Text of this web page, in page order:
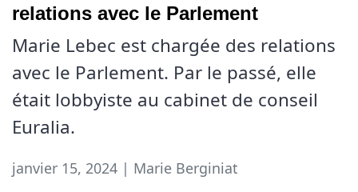
relations avec le Parlement
Marie Lebec est chargée des relations
avec le Parlement. Par le passé, elle
était lobbyiste au cabinet de conseil
Euralia.
janvier 15, 2024 | Marie Berginiat